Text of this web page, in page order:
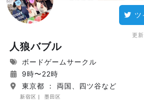
ツ
更新
人狼バブル
ボードゲームサークル
9時〜22時
東京都 ： 両国、四ツ谷など
新宿区 墨田区